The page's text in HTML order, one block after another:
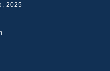
2025